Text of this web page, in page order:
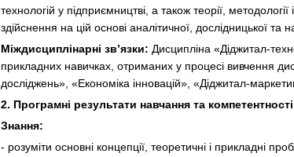
технологій у підприємництві, а також теорії,
здійснення на цій основі аналітичної, дослідницької та
Міждисциплінарні зв’язки: Дисципліна «Діджитал-
прикладних навичках, отриманих у процесі вивчення
досліджень», «Економіка інновацій», «Діджитал-
2. Програмні результати навчання та
Знання:
- розуміти основні концепції, теоретичні і прикладні